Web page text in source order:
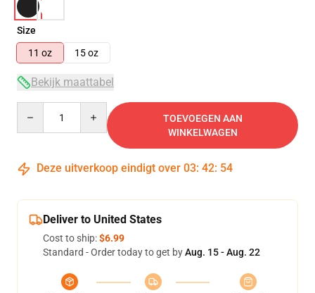
Size
11 oz
15 oz
Bekijk maattabel
TOEVOEGEN AAN
WINKELWAGEN
Deze uitverkoop eindigt over 03: 42: 53
Deliver to United States
Cost to ship:$6.99
Standard - Order today to get byAug. 15 - Aug. 22